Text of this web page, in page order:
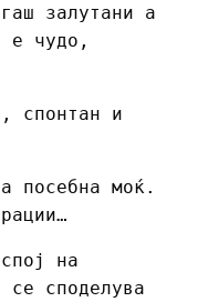
залутани а
е чудо,
спонтан и
посебна моќ.
на
се споделува